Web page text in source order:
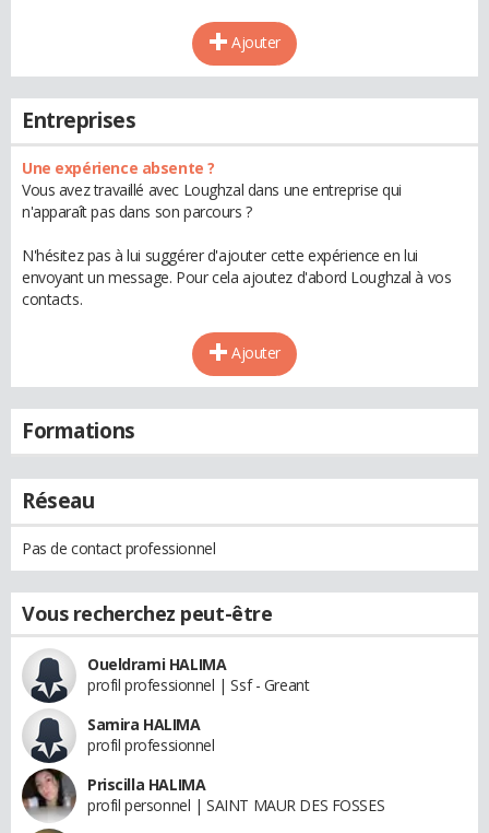
Ajouter
Entreprises
Une expérience absente ?
Vous avez travaillé avec Loughzal dans une entreprise qui
n'apparaît pas dans son parcours ?
N'hésitez pas à lui suggérer d'ajouter cette expérience en lui
envoyant un message. Pour cela ajoutez d'abord Loughzal à vos
contacts.
Ajouter
Formations
Réseau
Pas de contact professionnel
Vous recherchez peut-être
Oueldrami HALIMA
profil professionnel | Ssf - Greant
Samira HALIMA
profil professionnel
Priscilla HALIMA
profil personnel | SAINT MAUR DES FOSSES